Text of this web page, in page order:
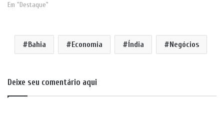
Em "Destaque"
Bahia Economia Índia Negócios
Deixe seu comentário aqui